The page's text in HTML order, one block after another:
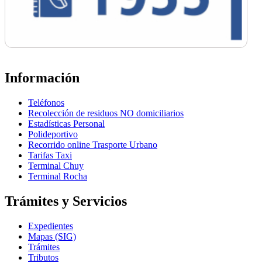
Información
Teléfonos
Recolección de residuos NO domiciliarios
Estadísticas Personal
Polideportivo
Recorrido online Trasporte Urbano
Tarifas Taxi
Terminal Chuy
Terminal Rocha
Trámites y Servicios
Expedientes
Mapas (SIG)
Trámites
Tributos